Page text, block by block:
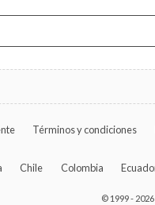
Términos y condiciones
Chile Colombia
© 1999 -